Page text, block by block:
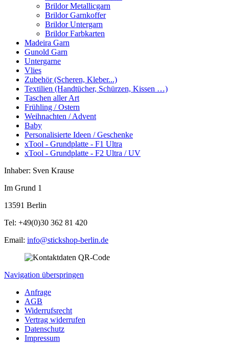
Brildor Metallicgarn
Brildor Garnkoffer
Brildor Untergarn
Brildor Farbkarten
Madeira Garn
Gunold Garn
Untergarne
Vlies
Zubehör (Scheren, Kleber...)
Textilien (Handtücher, Schürzen, Kissen …)
Taschen aller Art
Frühling / Ostern
Weihnachten / Advent
Baby
Personalisierte Ideen / Geschenke
xTool - Grundplatte - F1 Ultra
xTool - Grundplatte - F2 Ultra / UV
Inhaber: Sven Krause
Im Grund 1
13591 Berlin
Tel: +49(0)30 362 81 420
Email: info@stickshop-berlin.de
Navigation überspringen
Anfrage
AGB
Widerrufsrecht
Vertrag widerrufen
Datenschutz
Impressum